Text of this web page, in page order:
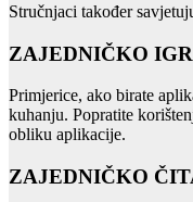
Stručnjaci također
ZAJEDNIČKO
Primjerice, ako birate
kuhanju. Popratite
obliku aplikacije.
ZAJEDNIČKO